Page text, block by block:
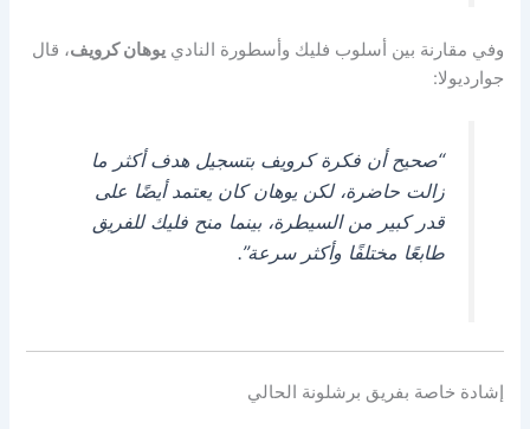
وفي مقارنة بين أسلوب فليك وأسطورة النادييوهان كرويف، قال
جوارديولا:
“صحيح أن فكرة كرويف بتسجيل هدف أكثر ما
زالت حاضرة، لكن يوهان كان يعتمد أيضًا على
قدر كبير من السيطرة، بينما منح فليك للفريق
طابعًا مختلفًا وأكثر سرعة”.
إشادة خاصة بفريق برشلونة الحالي